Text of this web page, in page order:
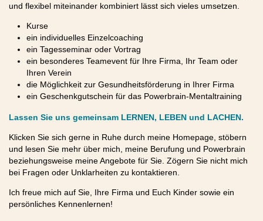
und flexibel miteinander kombiniert lässt sich vieles umsetzen.
Kurse
ein individuelles Einzelcoaching
ein Tagesseminar oder Vortrag
ein besonderes Teamevent für Ihre Firma, Ihr Team oder
Ihren Verein
die Möglichkeit zur Gesundheitsförderung in Ihrer Firma
ein Geschenkgutschein für das Powerbrain-Mentaltraining
Lassen Sie uns gemeinsam LERNEN, LEBEN und LACHEN.
Klicken Sie sich gerne in Ruhe durch meine Homepage, stöbern
und lesen Sie mehr über mich, meine Berufung und Powerbrain
beziehungsweise meine Angebote für Sie. Zögern Sie nicht mich
bei Fragen oder Unklarheiten zu kontaktieren.
Ich freue mich auf Sie, Ihre Firma und Euch Kinder sowie ein
persönliches Kennenlernen!